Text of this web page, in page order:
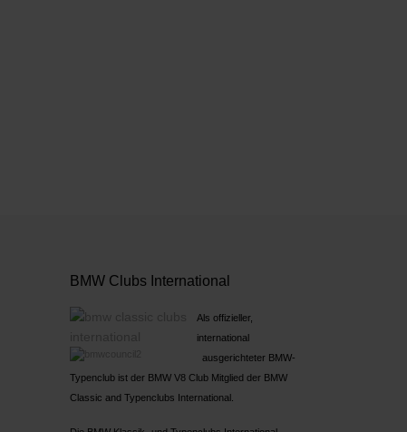
BMW Clubs International
Als offizieller,
international
ausgerichteter BMW-
Typenclub ist der BMW V8 Club Mitglied der BMW
Classic and Typenclubs International.